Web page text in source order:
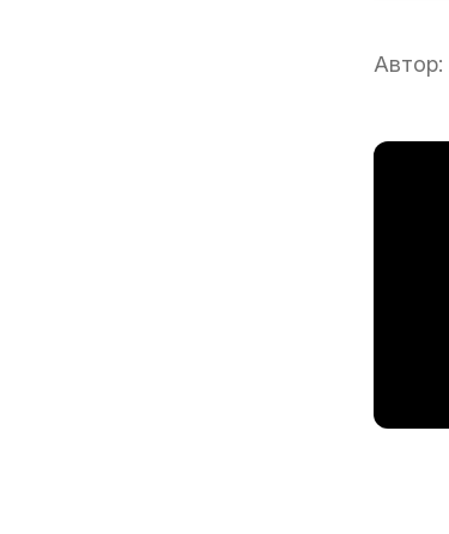
Автор: